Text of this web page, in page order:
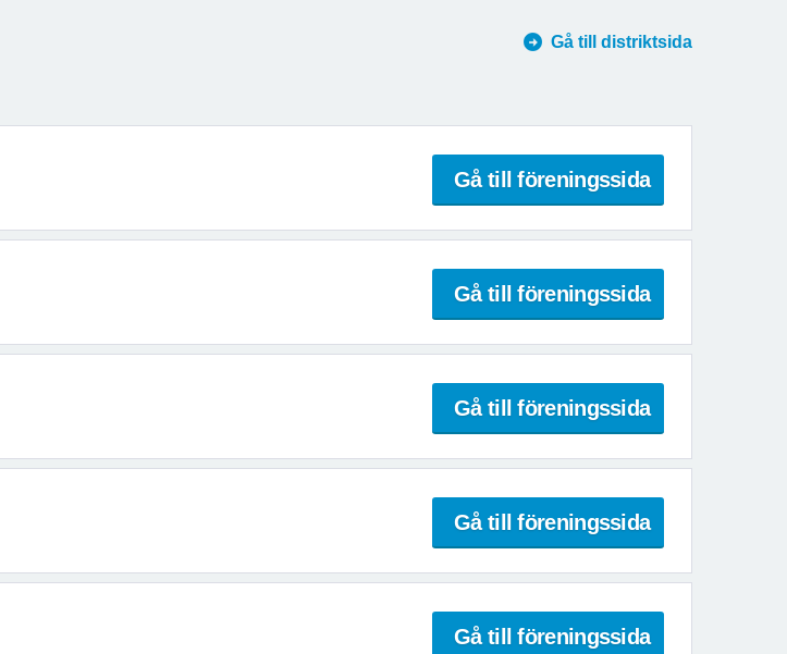
Gå till distriktsida
Gå till föreningssida
Gå till föreningssida
Gå till föreningssida
Gå till föreningssida
Gå till föreningssida